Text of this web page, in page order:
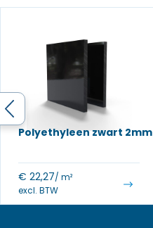
Polyethyleen zwart 2mm
€ 22,27/ m²
excl. BTW